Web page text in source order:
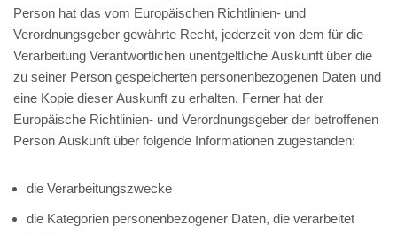
Person hat das vom Europäischen Richtlinien- und
Verordnungsgeber gewährte Recht, jederzeit von dem für die
Verarbeitung Verantwortlichen unentgeltliche Auskunft über die
zu seiner Person gespeicherten personenbezogenen Daten und
eine Kopie dieser Auskunft zu erhalten. Ferner hat der
Europäische Richtlinien- und Verordnungsgeber der betroffenen
Person Auskunft über folgende Informationen zugestanden:
die Verarbeitungszwecke
die Kategorien personenbezogener Daten, die verarbeitet